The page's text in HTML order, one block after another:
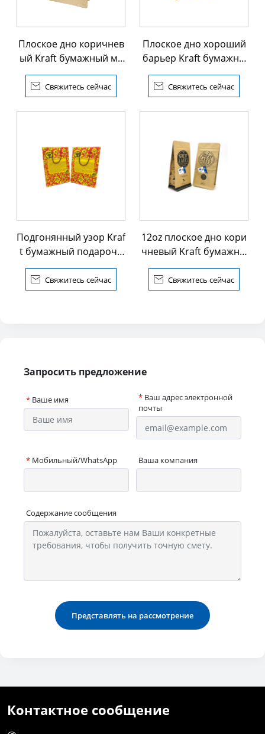
Плоское дно коричнев
ый Kraft бумажный ме
шок молнии
 Свяжитесь сейчас
Плоское дно хороший
барьер Kraft бумажны
й клапан мешок
 Свяжитесь сейчас
Подгонянный узор Kraf
t бумажный подарочн
ый пакет с ручкой
 Свяжитесь сейчас
12oz плоское дно кори
чневый Kraft бумажны
й мешок
 Свяжитесь сейчас
Запросить предложение
* Ваше имя * Ваш адрес электронной
почты
* Мобильный/WhatsApp Ваша компания
Содержание сообщения
Представлять на рассмотрение
Контактное сообщение